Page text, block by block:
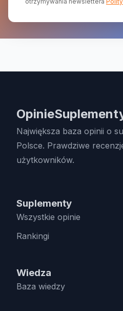
Największa baza opinii o
Polsce. Prawdziwe
użytkowników.
Suplementy
Wszystkie opinie
Rankingi
Wiedza
Baza wiedzy